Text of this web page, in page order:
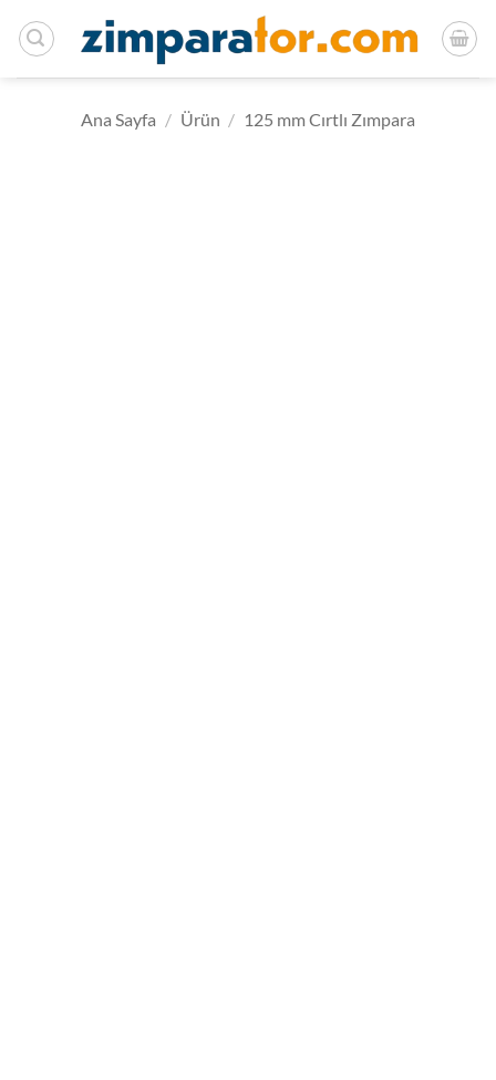
atla
Ana Sayfa / Ürün / 125 mm Cırtlı Zımpara